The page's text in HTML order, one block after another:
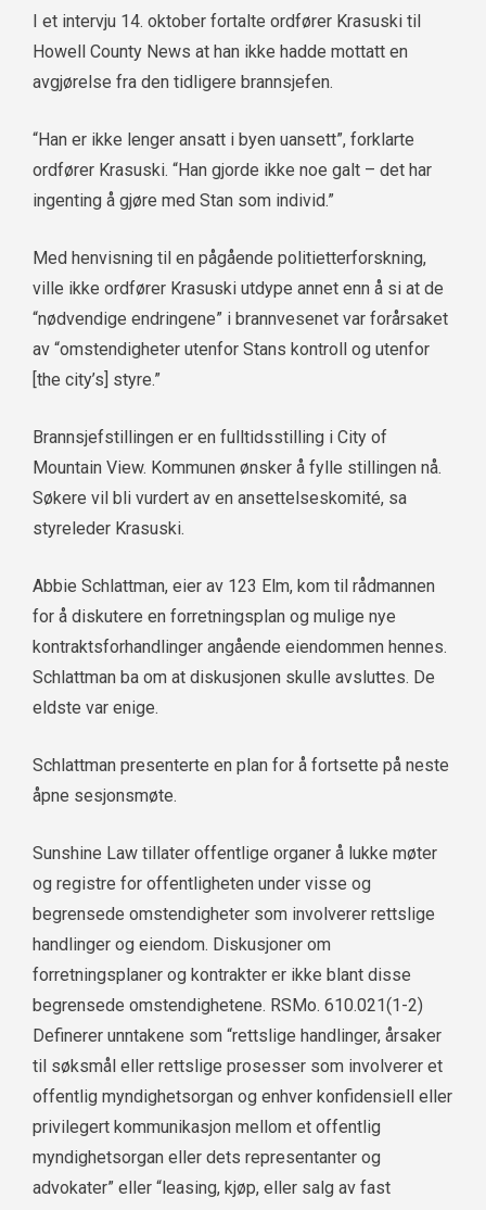
I et intervju 14. oktober fortalte ordfører Krasuski til
Howell County News at han ikke hadde mottatt en
avgjørelse fra den tidligere brannsjefen.
“Han er ikke lenger ansatt i byen uansett”, forklarte
ordfører Krasuski. “Han gjorde ikke noe galt – det har
ingenting å gjøre med Stan som individ.”
Med henvisning til en pågående politietterforskning,
ville ikke ordfører Krasuski utdype annet enn å si at de
“nødvendige endringene” i brannvesenet var forårsaket
av “omstendigheter utenfor Stans kontroll og utenfor
[the city’s] styre.”
Brannsjefstillingen er en fulltidsstilling i City of
Mountain View. Kommunen ønsker å fylle stillingen nå.
Søkere vil bli vurdert av en ansettelseskomité, sa
styreleder Krasuski.
Abbie Schlattman, eier av 123 Elm, kom til rådmannen
for å diskutere en forretningsplan og mulige nye
kontraktsforhandlinger angående eiendommen hennes.
Schlattman ba om at diskusjonen skulle avsluttes. De
eldste var enige.
Schlattman presenterte en plan for å fortsette på neste
åpne sesjonsmøte.
Sunshine Law tillater offentlige organer å lukke møter
og registre for offentligheten under visse og
begrensede omstendigheter som involverer rettslige
handlinger og eiendom. Diskusjoner om
forretningsplaner og kontrakter er ikke blant disse
begrensede omstendighetene. RSMo. 610.021(1-2)
Definerer unntakene som “rettslige handlinger, årsaker
til søksmål eller rettslige prosesser som involverer et
offentlig myndighetsorgan og enhver konfidensiell eller
privilegert kommunikasjon mellom et offentlig
myndighetsorgan eller dets representanter og
advokater” eller “leasing, kjøp, eller salg av fast